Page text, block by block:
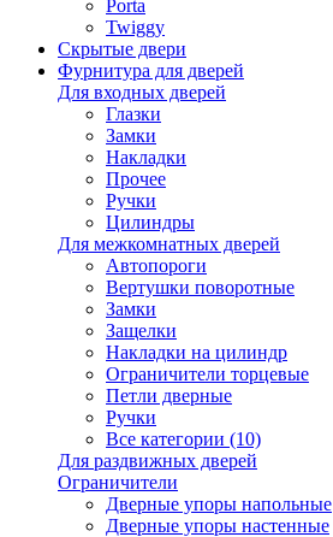
Porta
Twiggy
Скрытые двери
Фурнитура для дверей
Для входных дверей
Глазки
Замки
Накладки
Прочее
Ручки
Цилиндры
Для межкомнатных дверей
Автопороги
Вертушки поворотные
Замки
Защелки
Накладки на цилиндр
Ограничители торцевые
Петли дверные
Ручки
Все категории (10)
Для раздвижных дверей
Ограничители
Дверные упоры напольные
Дверные упоры настенные